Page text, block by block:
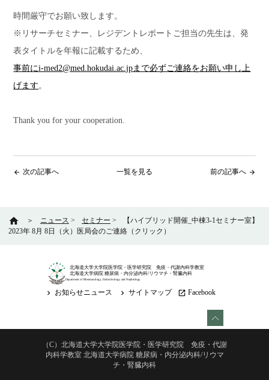
時間厳守でお願い致します。
※リサーチセミナー、レジデントレポートご担当の先生は、発
表タイトルを年報に記載するため、
事前にi-med2@med.hokudai.ac.jpまで必ずご連絡をお願い申し上
げます 。
Thank you for your cooperation.
arrow_back 次の記事へ 一覧を見る arrow_forward
前の記事へ
home ＞ ニュース > セミナー >
【ハイブリッド開催_中棟3-1セミナー室】
2023年 8月 8日（火）医局会のご連絡（クリック）
北海道大学大学院医学院・医学研究院 免疫・代謝内科学教室
北海道大学病院 糖尿病・内分泌内科/リウマチ・腎臓内科
Department of Rheumatology, Endocrinology and Nephrology
keyboard_arrow_right お知らせニュース keyboard_arrow_right サイトマップ launch Facebook
（C）北海道大学大学院医学院・医学研究院 免疫・代謝
内科学教室 北海道大学病院 糖尿病・内分泌内科/リウマ
チ・腎臓内科